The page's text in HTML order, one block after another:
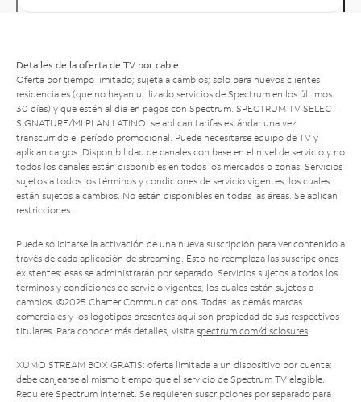
Detalles de la oferta de TV por cable
Oferta por tiempo limitado; sujeta a cambios; solo para nuevos clientes
residenciales (que no hayan utilizado servicios de Spectrum en los últimos
30 días) y que estén al día en pagos con Spectrum. SPECTRUM TV SELECT
SIGNATURE/MI PLAN LATINO: se aplican tarifas estándar una vez
transcurrido el período promocional. Puede necesitarse equipo de TV y
aplican cargos. Disponibilidad de canales con base en el nivel de servicio y no
todos los canales están disponibles en todos los mercados o zonas. Servicios
sujetos a todos los términos y condiciones de servicio vigentes, los cuales
están sujetos a cambios. No están disponibles en todas las áreas. Se aplican
restricciones.
Puede solicitarse la activación de una nueva suscripción para ver contenido a
través de cada aplicación de streaming. Esto no reemplaza las suscripciones
existentes; esas se administrarán por separado. Servicios sujetos a todos los
términos y condiciones de servicio vigentes, los cuales están sujetos a
cambios. ©2025 Charter Communications. Todas las demás marcas
comerciales y los logotipos presentes aquí son propiedad de sus respectivos
titulares. Para conocer más detalles, visita spectrum.com/disclosures.
XUMO STREAM BOX GRATIS: oferta limitada a un dispositivo por cuenta;
debe canjearse al mismo tiempo que el servicio de Spectrum TV elegible.
Requiere Spectrum Internet. Se requieren suscripciones por separado para